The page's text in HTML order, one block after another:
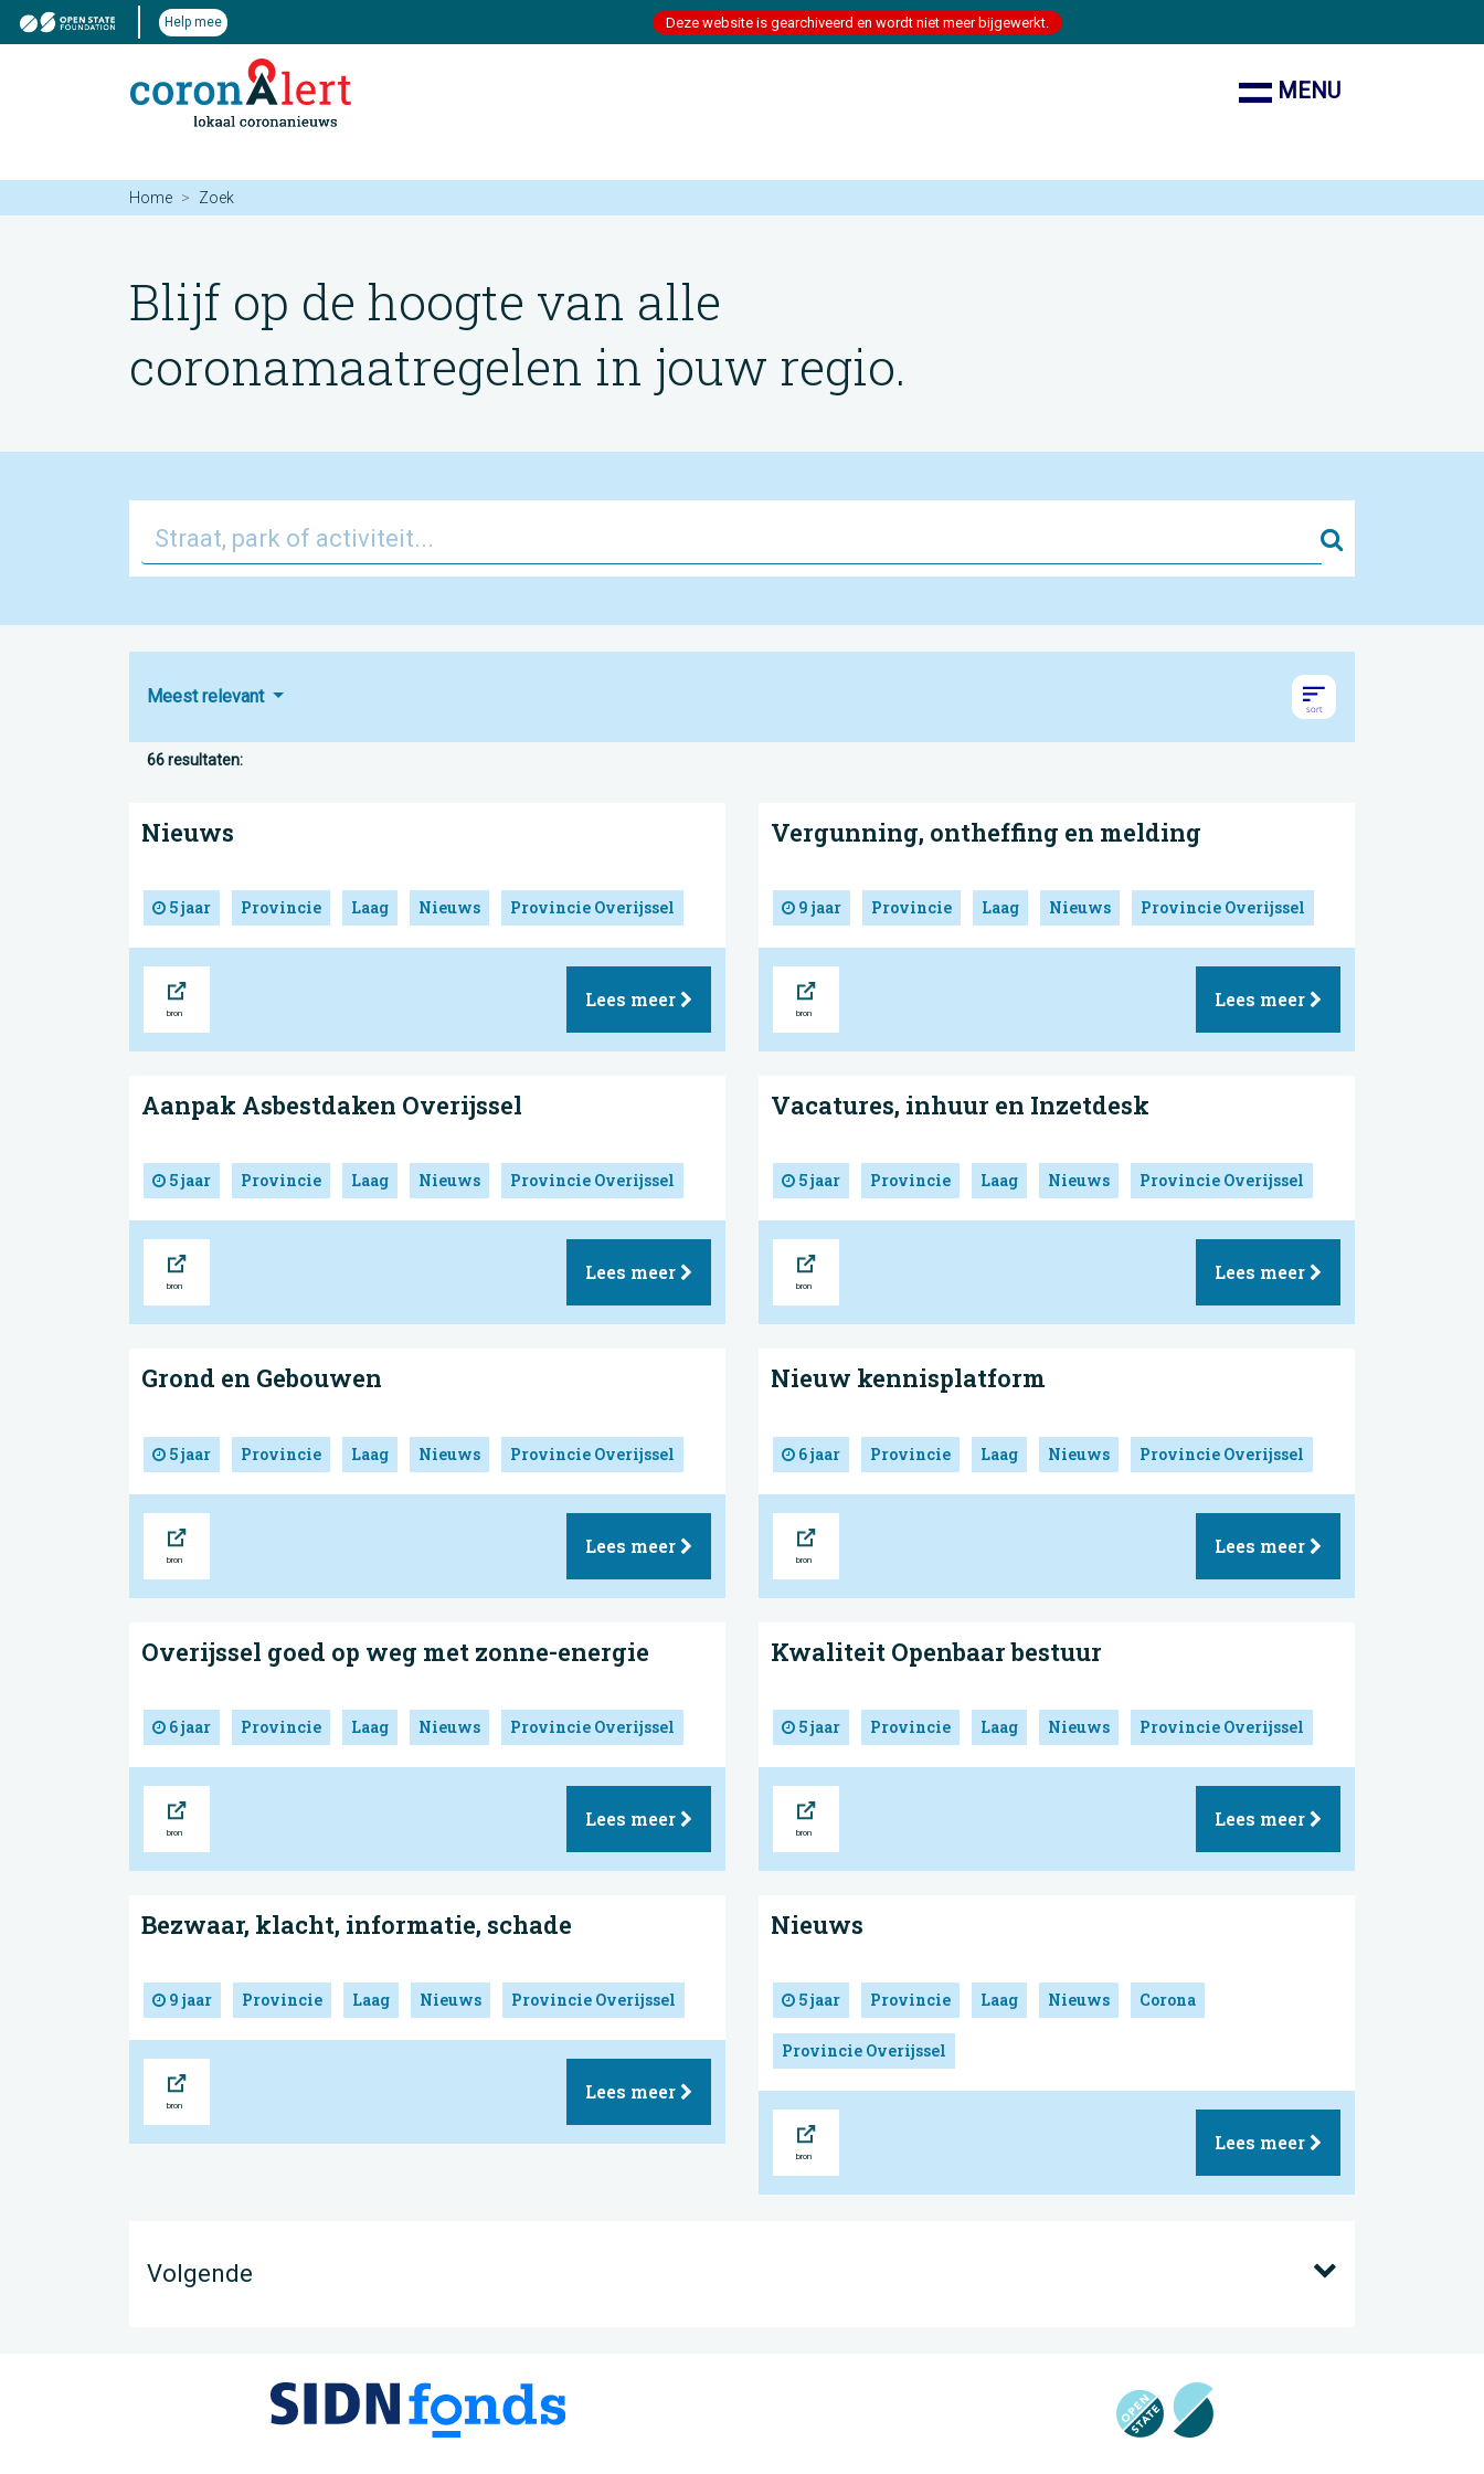
Help mee Deze website is gearchiveerd en wordt niet meer bijgewerkt.
MENU
Home Zoek
Blijf op de hoogte van alle
coronamaatregelen in jouw regio.
Zoek
Meest relevant
66 resultaten:
Nieuws
5 jaar Provincie Laag Nieuws Provincie Overijssel
Lees meer
Vergunning, ontheffing en melding
9 jaar Provincie Laag Nieuws Provincie Overijssel
Lees meer
Aanpak Asbestdaken Overijssel
5 jaar Provincie Laag Nieuws Provincie Overijssel
Lees meer
Vacatures, inhuur en Inzetdesk
5 jaar Provincie Laag Nieuws Provincie Overijssel
Lees meer
Grond en Gebouwen
5 jaar Provincie Laag Nieuws Provincie Overijssel
Lees meer
Nieuw kennisplatform
6 jaar Provincie Laag Nieuws Provincie Overijssel
Lees meer
Overijssel goed op weg met zonne-energie
6 jaar Provincie Laag Nieuws Provincie Overijssel
Lees meer
Kwaliteit Openbaar bestuur
5 jaar Provincie Laag Nieuws Provincie Overijssel
Lees meer
Bezwaar, klacht, informatie, schade
9 jaar Provincie Laag Nieuws Provincie Overijssel
Lees meer
Nieuws
5 jaar Provincie Laag Nieuws Corona
Provincie Overijssel
Lees meer
Volgende